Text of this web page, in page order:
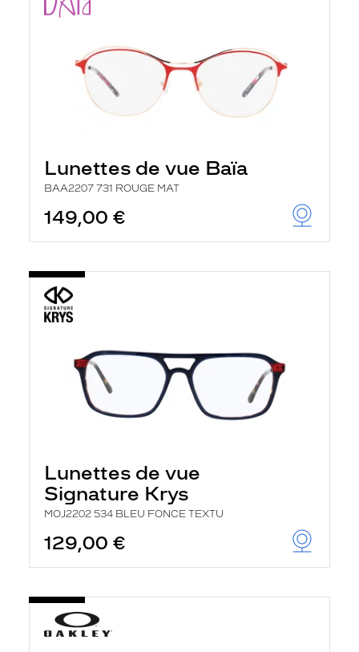
Lunettes de vue Baïa
BAA2207 731 ROUGE MAT
149,00 €
Lunettes de vue
Signature Krys
MOJ2202 534 BLEU FONCE TEXTU
129,00 €